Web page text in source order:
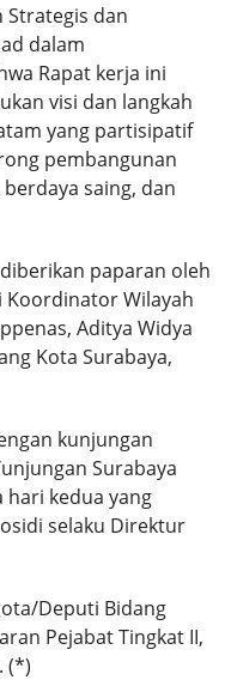
Strategis dan
dalam
Rapat kerja ini
visi dan langkah
yang partisipatif
pembangunan
saing, dan
paparan oleh
Wilayah
Aditya Widya
Kota Surabaya,
kunjungan
Surabaya
hari kedua yang
selaku Direktur
Deputi Bidang
Pejabat Tingkat II,
(*)